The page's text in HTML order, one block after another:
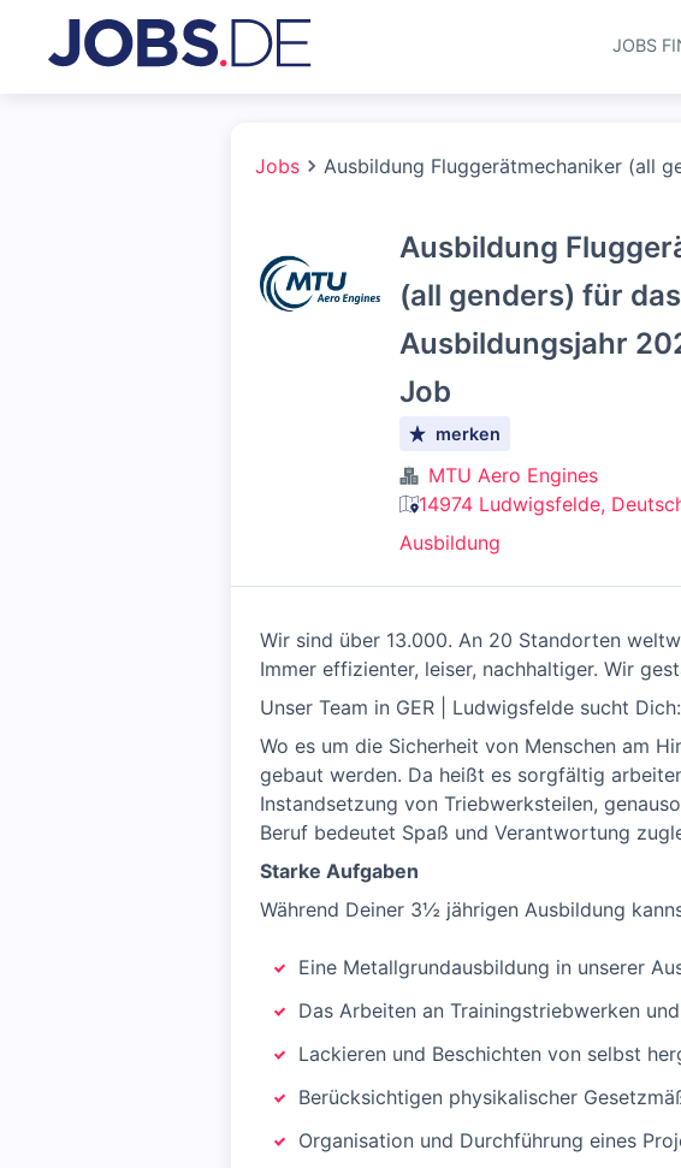
JOBS
Jobs Ausbildung Fluggerätmechaniker (all
Ausbildung
(all genders) für das
Ausbildungsjahr
Job
merken
MTU Aero Engines
14974 Ludwigsfelde,
Ausbildung
Wir sind über 13.000. An 20 Standorten
Immer effizienter, leiser, nachhaltiger. Wir
Unser Team in GER | Ludwigsfelde sucht Dich:
Wo es um die Sicherheit von Menschen am
gebaut werden. Da heißt es sorgfältig
Instandsetzung von Triebwerksteilen,
Beruf bedeutet Spaß und Verantwortung
Starke Aufgaben
Während Deiner 3½ jährigen Ausbildung
Eine Metallgrundausbildung in unserer
Das Arbeiten an Trainingstriebwerken
Lackieren und Beschichten von selbst
Berücksichtigen physikalischer
Organisation und Durchführung eines